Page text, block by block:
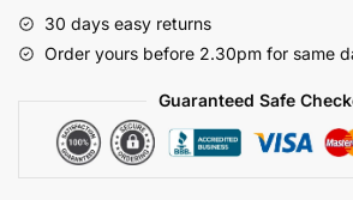
Càng
Chơi
Càng
30 days easy returns
Order yours before 2.30pm for same
Guaranteed Safe